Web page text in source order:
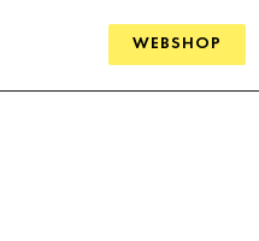
WEBSHOP